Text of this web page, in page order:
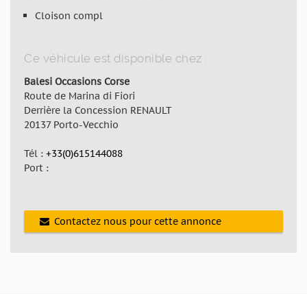
Cloison compl
Ce véhicule est disponible chez :
Balesi Occasions Corse
Route de Marina di Fiori
Derrière la Concession RENAULT
20137 Porto-Vecchio
Tél : +33(0)615144088
Port :
Contactez nous pour cette annonce